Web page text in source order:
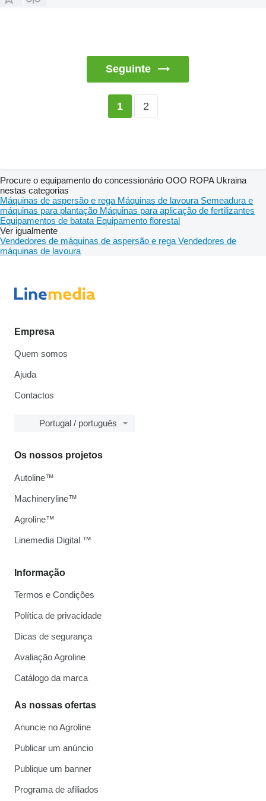
Seguinte
1 2
Procure o equipamento do concessionário OOO ROPA Ukraina
nestas categorias
Máquinas de aspersão e rega Máquinas de lavoura Semeadura e
máquinas para plantação Máquinas para aplicação de fertilizantes
Equipamentos de batata Equipamento florestal
Ver igualmente
Vendedores de máquinas de aspersão e rega Vendedores de
máquinas de lavoura
Empresa
Quem somos
Ajuda
Contactos
Portugal / português
Informação
Termos e Condições
Política de privacidade
Dicas de segurança
Avaliação Agroline
Catálogo da marca
As nossas ofertas
Anuncie no Agroline
Publicar um anúncio
Publique um banner
Programa de afiliados
Os nossos projetos
Autoline™
Machineryline™
Agroline™
Linemedia Digital ™